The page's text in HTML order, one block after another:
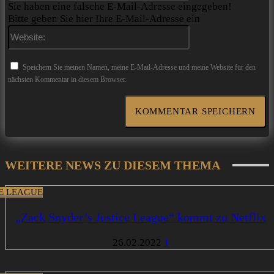
Sie haben eine falsche E-Mail-Adresse eingegeben!
Bitte geben Sie hier Ihre E-Mail-Adresse ein
Speichern Sie meinen Namen, meine E-Mail-Adresse und meine Website für den
nächsten Kommentar in diesem Browser.
WEITERE NEWS ZU DIESEM THEMA
LEAGUE
„Zack Snyder’s Justice League“ kommt zu Netflix
26.02.2022 1